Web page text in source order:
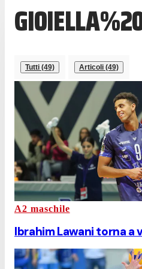
Tutti (49) Articoli (49)
A2 maschile
Ibrahim Lawani torna a